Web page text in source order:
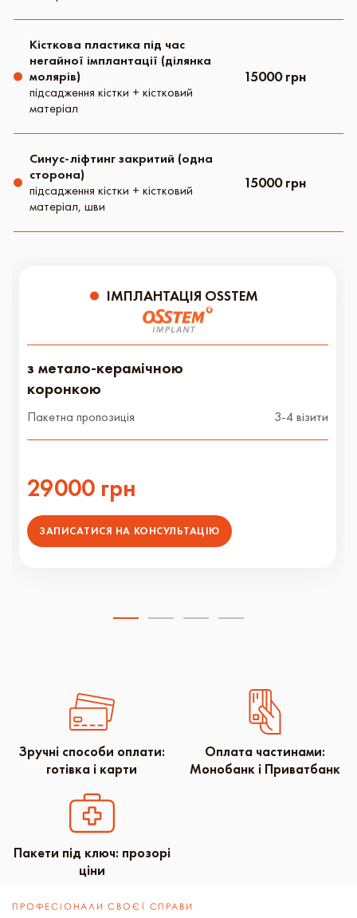
Кісткова пластика під час
негайної імплантації (ділянка
молярів)
підсадження кістки + кістковий
матеріал
15000 грн
Синус-ліфтинг закритий (одна
сторона)
підсадження кістки + кістковий
матеріал, шви
15000 грн
ІМПЛАНТАЦІЯ OSSTEM
з метало-керамічною
коронкою
Пакетна пропозиція 3-4 візити
29000 грн
ЗАПИСАТИСЯ НА КОНСУЛЬТАЦІЮ
Зручні способи оплати:
готівка і карти
Оплата частинами:
Монобанк і Приватбанк
Пакети під ключ: прозорі
ціни
ПРОФЕСІОНАЛИ СВОЄЇ СПРАВИ